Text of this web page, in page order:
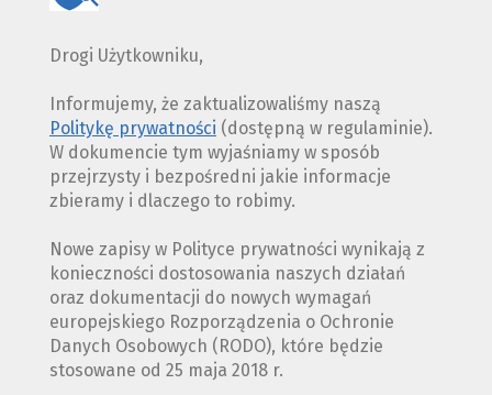
Drogi Użytkowniku,
Informujemy, że zaktualizowaliśmy naszą
Politykę prywatności (dostępną w regulaminie).
W dokumencie tym wyjaśniamy w sposób
przejrzysty i bezpośredni jakie informacje
zbieramy i dlaczego to robimy.
Nowe zapisy w Polityce prywatności wynikają z
konieczności dostosowania naszych działań
oraz dokumentacji do nowych wymagań
europejskiego Rozporządzenia o Ochronie
Danych Osobowych (RODO), które będzie
stosowane od 25 maja 2018 r.